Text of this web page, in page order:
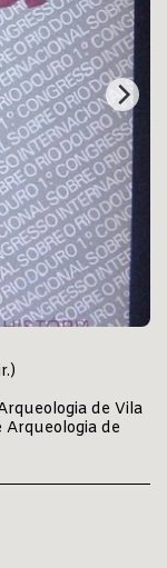
de Vila
Arqueologia de